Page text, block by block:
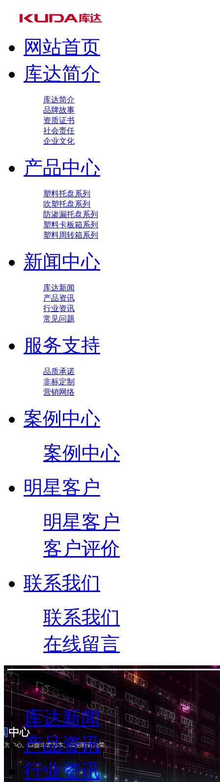
网站首页
库达简介
库达简介
品牌故事
资质证书
社会责任
企业文化
产品中心
塑料托盘系列
吹塑托盘系列
防渗漏托盘系列
塑料卡板箱系列
塑料周转箱系列
新闻中心
库达新闻
产品资讯
行业资讯
常见问题
服务支持
品质承诺
非标定制
营销网络
案例中心
案例中心
明星客户
明星客户
客户评价
联系我们
联系我们
在线留言
新闻中心
库达新闻
产品资讯
行业资讯